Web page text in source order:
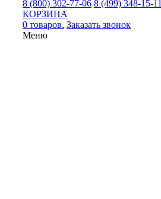
8 (800) 302-77-06 8 (499) 348-15-11
КОРЗИНА
0 товаров. Заказать звонок
Меню